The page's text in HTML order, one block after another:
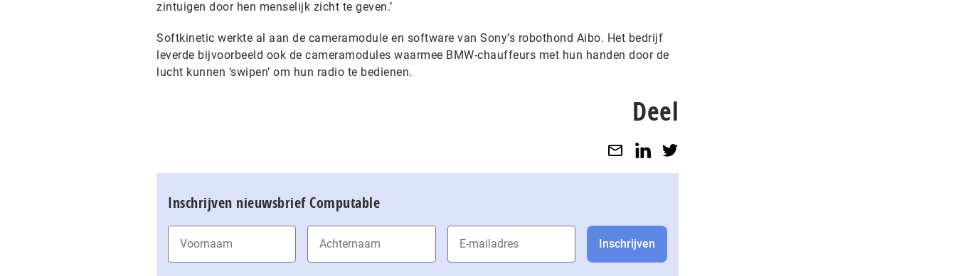
zintuigen door hen menselijk zicht te geven.’
Softkinetic werkte al aan de cameramodule en software van Sony’s robothond Aibo. Het bedrijf
leverde bijvoorbeeld ook de cameramodules waarmee BMW-chauffeurs met hun handen door de
lucht kunnen ‘swipen’ om hun radio te bedienen.
Deel
Inschrijven nieuwsbrief Computable